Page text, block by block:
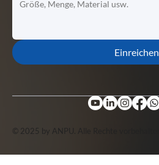
© 2025 by ANPU. Alle Rechte vorbehalten.
Einreichen